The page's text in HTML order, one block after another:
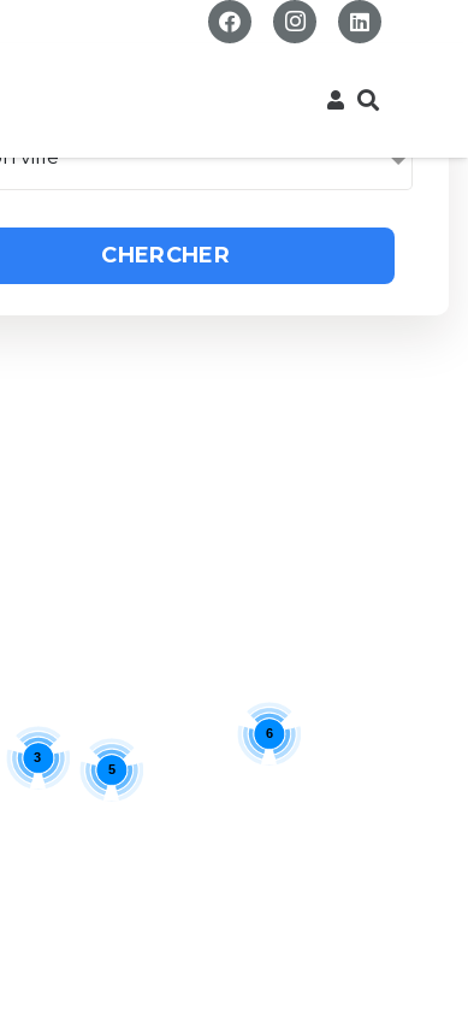
Sélection ville
CHERCHER
6
5
3